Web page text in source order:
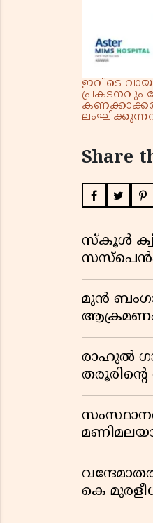
ഇവിടെ
പ്രകടനവും
Share
സ്കൂൾ
മുൻ
രാഹുൽ
കെ